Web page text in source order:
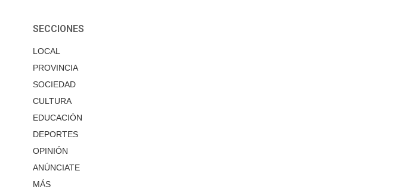
SECCIONES
LOCAL
PROVINCIA
SOCIEDAD
CULTURA
EDUCACIÓN
DEPORTES
OPINIÓN
ANÚNCIATE
MÁS